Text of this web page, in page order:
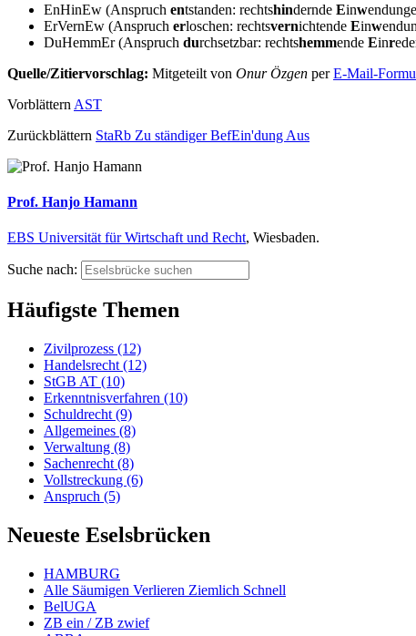
EnHinEw (Anspruch entstanden: rechtshindernde Einw
ErVernEw (Anspruch erloschen: rechtsvernichtende Einw
DuHemmEr (Anspruch durchsetzbar: rechtshemmende Einr
Quelle/Zitiervorschlag: Mitgeteilt von Onur Özgen perE-Mail-
Vorblättern AST
Zurückblättern StaRb Zu ständiger BefEin'dung Aus
Prof. Hanjo Hamann
EBS Universität für Wirtschaft und Recht, Wiesbaden.
Suche nach:
Häufigste Themen
Zivilprozess (12)
Handelsrecht (12)
StGB AT (10)
Erkenntnisverfahren (10)
Schuldrecht (9)
Allgemeines (8)
Verwaltung (8)
Sachenrecht (8)
Vollstreckung (6)
Anspruch (5)
Neueste Eselsbrücken
HAMBURG
Alle Säumigen Verlieren Ziemlich Schnell
BelUGA
ZB ein / ZB zwief